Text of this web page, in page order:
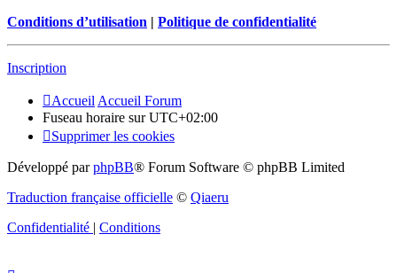
Conditions d’utilisation | Politique de confidentialité
Inscription
Accueil Accueil Forum
Fuseau horaire surUTC+02:00
Supprimer les cookies
Développé parphpBB® Forum Software © phpBB Limited
Traduction française officielle © Qiaeru
Confidentialité | Conditions